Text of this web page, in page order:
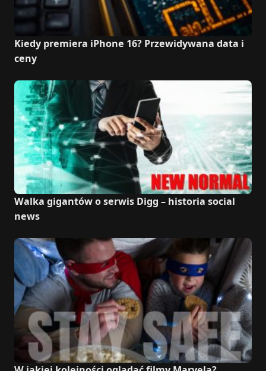
Kiedy premiera iPhone 16? Przewidywana data i
ceny
Walka gigantów o serwis Digg – historia social
news